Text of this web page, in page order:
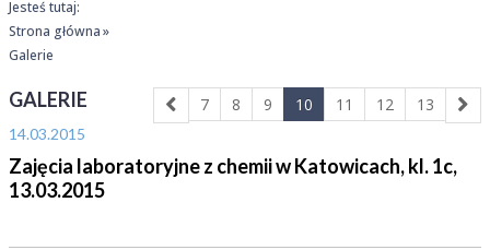
FB
Jesteś tutaj:
Strona główna
Galerie
GALERIE 7 8 9 10 11 12 13
14.03.2015
Zajęcia laboratoryjne z chemii w Katowicach, kl. 1c,
13.03.2015